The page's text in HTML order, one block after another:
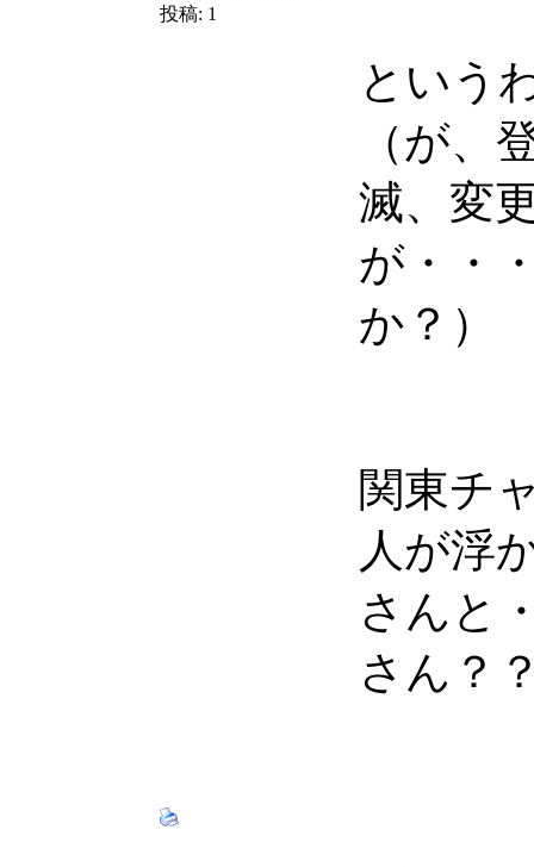
投稿: 1
という
（が、
滅、変
が・・
か？）
関東チ
人が浮
さんと
さん？